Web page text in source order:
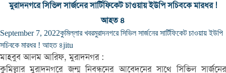
মুরাদনগরে সিভিল সার্জনের সার্টিফিকেট চাওয়ায় ইউপি সচিবকে মারধর !
আহত ৪
September 7, 2022কুমিল্লার খবরমুরাদনগরে সিভিল সার্জনের সার্টিফিকেট চাওয়ায় ইউপি
সচিবকে মারধর ! আহত ৪jitu
মাহবুব আলম আরিফ, মুরাদনগর :
কুমিল্লার মুরাদনগরে জন্ম নিবন্ধনের আবেদনের সাথে সিভিল সার্জনের